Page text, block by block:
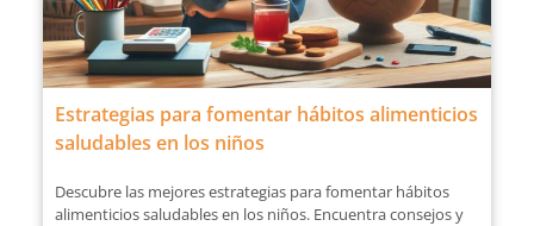
Estrategias para fomentar hábitos alimenticios
saludables en los niños
Descubre las mejores estrategias para fomentar hábitos
alimenticios saludables en los niños. Encuentra consejos y